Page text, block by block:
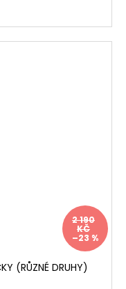
2 190
KČ
–23 %
(RŮZNÉ DRUHY)